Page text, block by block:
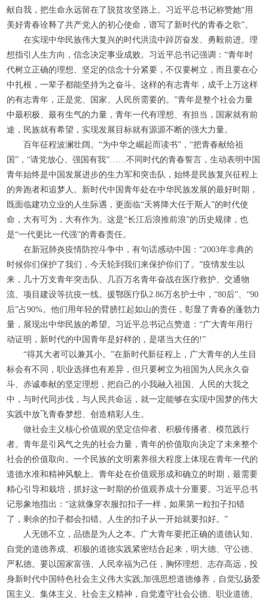
献自我，把生命永远留在了脱贫攻坚路上。习近平总书记称赞她“用
美好青春诠释了共产党人的初心使命，谱写了新时代的青春之歌”。
在实现中华民族伟大复兴的时代洪流中踔厉奋发、勇毅前进。理
想指引人生方向，信念决定事业成败。习近平总书记强调：“青年时
代树立正确的理想、坚定的信念十分紧要，不仅要树立，而且要在心
中扎根，一辈子都能坚持为之奋斗。这样的有志青年，成千上万这样
的有志青年，正是党、国家、人民所需要的。”青年是整个社会力量
中最积极、最有生气的力量，青年一代有理想、有担当，国家就有前
途，民族就有希望，实现发展目标就有源源不断的强大力量。
百年征程波澜壮阔。“为中华之崛起而读书”，“把青春献给祖
国”，“请党放心、强国有我”……不同时代的青春誓言，生动表明中国
青年始终是中国发展进步的生力军和突击队，始终是民族复兴征程上
的奔跑者和追梦人。新时代中国青年处在中华民族发展的最好时期，
既面临建功立业的人生际遇，更面临“天将降大任于斯人”的时代使
命，大有可为，大有作为。这是“长江后浪推前浪”的历史规律，也
是“一代更比一代强”的青春责任。
在新冠肺炎疫情防控斗争中，有句话感动中国：“2003年非典的
时候你们保护了我们，今天轮到我们来保护你们了。”疫情发生以
来，几十万支青年突击队、几百万名青年奋战在医疗救护、交通物
流、项目建设等抗疫一线。援鄂医疗队2.86万名护士中，“80后”、“90
后”占90%。他们用年轻的臂膀扛起如山的责任，彰显了青春的蓬勃力
量，展现出中华民族的希望。习近平总书记点赞道：“广大青年用行
动证明，新时代的中国青年是好样的，是堪当大任的!”
“得其大者可以兼其小。”在新时代新征程上，广大青年的人生目
标会有不同，职业选择也有差异，但只要树立为祖国为人民永久奋
斗、赤诚奉献的坚定理想，把自己的小我融入祖国、人民的大我之
中，与时代同步伐，与人民共命运，就一定能够在实现中国梦的伟大
实践中放飞青春梦想、创造精彩人生。
做社会主义核心价值观的坚定信仰者、积极传播者、模范践行
者。青年是引风气之先的社会力量，青年的价值取向决定了未来整个
社会的价值取向。一个民族的文明素养很大程度上体现在青年一代的
道德水准和精神风貌上。青年处在价值观形成和确立的时期，最需要
精心引导和栽培，抓好这一时期的价值观养成十分重要。习近平总书
记形象地指出：“这就像穿衣服扣扣子一样，如果第一粒扣子扣错
了，剩余的扣子都会扣错。人生的扣子从一开始就要扣好。”
人无德不立，品德是为人之本。广大青年要把正确的道德认知、
自觉的道德养成、积极的道德实践紧密结合起来，明大德、守公德、
严私德。要以国家富强、人民幸福为己任，胸怀理想、志存高远，投
身新时代中国特色社会主义伟大实践;加强思想道德修养，自觉弘扬爱
国主义、集体主义、社会主义精神，自觉遵守社会公德、职业道德、